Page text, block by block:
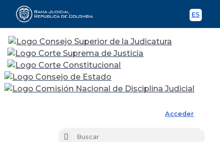
ES
Acceder
Buscar